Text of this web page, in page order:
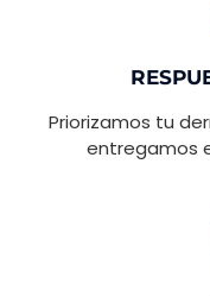
Priorizamos tu
entregamos